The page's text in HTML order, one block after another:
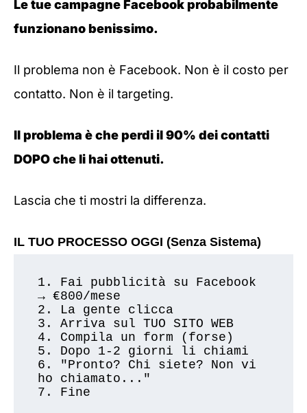
Le tue campagne Facebook probabilmente
funzionano benissimo.
Il problema non è Facebook. Non è il costo per
contatto. Non è il targeting.
Il problema è che perdi il 90% dei contatti
DOPO che li hai ottenuti.
Lascia che ti mostri la differenza.
IL TUO PROCESSO OGGI (Senza Sistema)
1. Fai pubblicità su Facebook
→ €800/mese
2. La gente clicca
3. Arriva sul TUO SITO WEB
4. Compila un form (forse)
5. Dopo 1-2 giorni li chiami
6. "Pronto? Chi siete? Non vi
ho chiamato..."
7. Fine